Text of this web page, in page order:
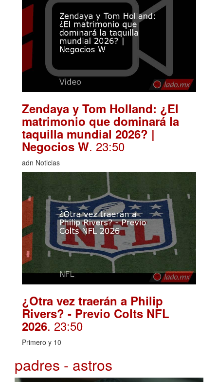
Zendaya y Tom Holland: ¿El
matrimonio que dominará la
taquilla mundial 2026? |
Negocios W. 23:50
adn Noticias
¿Otra vez traerán a Philip
Rivers? - Previo Colts NFL
2026. 23:50
Primero y 10
padres - astros